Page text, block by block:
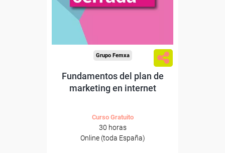
Grupo Femxa
Fundamentos del plan de
marketing en internet
Curso Gratuito
30 horas
Online (toda España)